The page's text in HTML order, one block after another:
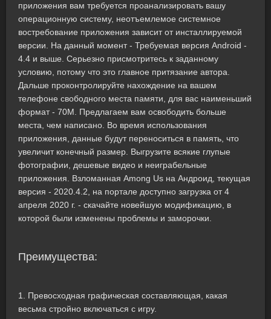
приложения вам требуется проанализировать вашу
операционную систему, неотъемлемое системное
востребование приложения зависит от инсталлируемой
версии. На данный момент - Требуемая версия Android -
4.4 и выше. Серьезно присмотритесь к заданному
условию, потому что это главное притязание автора.
Дальше проконтролируйте нахождение на вашем
телефоне свободного места памяти, для вас наименьший
формат - 70M. Предлагаем вам освободить больше
места, чем написано. Во время использования
приложения, данные будут переноситься в память, что
увеличит конечный размер. Выгрузите всякие глупые
фотографии, дешевые видео и неиграбельные
приложения. Взломанная Among Us на Андроид, текущая
версия - 2020.4.2, на портале доступно загрузка от 4
апреля 2020 г. - скачайте новейшую модификацию, в
которой были изменены проблемы и заморочки.
Преимущества:
1. Превосходная графическая составляющая, какая
весьма стройно включаться с игру.